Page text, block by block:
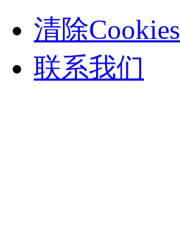
清除Cookies
联系我们